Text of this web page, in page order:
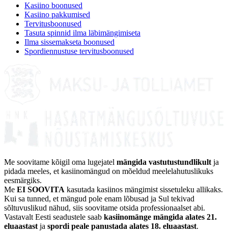
Kasiino boonused
Kasiino pakkumised
Tervitusboonused
Tasuta spinnid ilma läbimängimiseta
Ilma sissemakseta boonused
Spordiennustuse tervitusboonused
Me soovitame kõigil oma lugejatel mängida vastutustundlikult ja
pidada meeles, et kasiinomängud on mõeldud meelelahutuslikuks
eesmärgiks.
Me EI SOOVITA kasutada kasiinos mängimist sissetuleku allikaks.
Kui sa tunned, et mängud pole enam lõbusad ja Sul tekivad
sõltuvuslikud nähud, siis soovitame otsida professionaalset abi.
Vastavalt Eesti seadustele saab kasiinomänge mängida alates 21.
eluaastast ja spordi peale panustada alates 18. eluaastast.